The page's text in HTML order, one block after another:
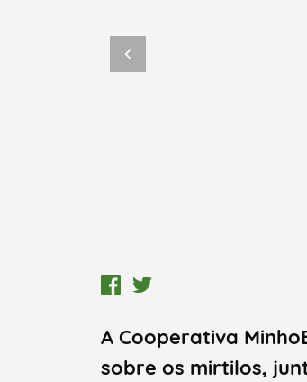
Termo de
A Cooperativa
sobre os mirtilos,